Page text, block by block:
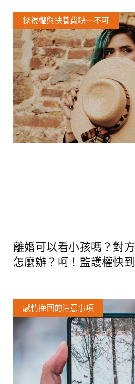
探視權與扶養費缺一不可
離婚可以看小孩嗎？對
怎麼辦？呵！監護權快
感情挽回的注意事項